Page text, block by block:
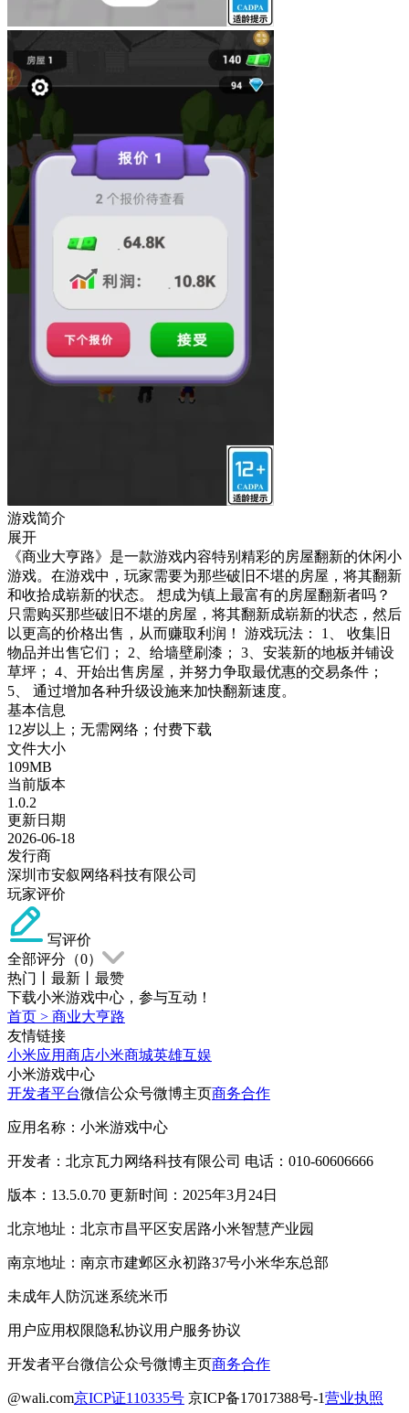
游戏简介
展开
《商业大亨路》是一款游戏内容特别精彩的房屋翻新的休闲小
游戏。在游戏中，玩家需要为那些破旧不堪的房屋，将其翻新
和收拾成崭新的状态。 想成为镇上最富有的房屋翻新者吗？
只需购买那些破旧不堪的房屋，将其翻新成崭新的状态，然后
以更高的价格出售，从而赚取利润！ 游戏玩法： 1、 收集旧
物品并出售它们； 2、给墙壁刷漆； 3、安装新的地板并铺设
草坪； 4、开始出售房屋，并努力争取最优惠的交易条件；
5、 通过增加各种升级设施来加快翻新速度。
基本信息
12岁以上；无需网络；付费下载
文件大小
109MB
当前版本
1.0.2
更新日期
2026-06-18
发行商
深圳市安叙网络科技有限公司
玩家评价
写评价
全部评分（0）
热门
最新
最赞
下载小米游戏中心，参与互动！
首页 > 商业大亨路
友情链接
小米应用商店小米商城英雄互娱
小米游戏中心
开发者平台微信公众号微博主页商务合作
应用名称：小米游戏中心
开发者：北京瓦力网络科技有限公司 电话：010-60606666
版本：13.5.0.70 更新时间：2025年3月24日
北京地址：北京市昌平区安居路小米智慧产业园
南京地址：南京市建邺区永初路37号小米华东总部
未成年人防沉迷系统米币
用户应用权限隐私协议用户服务协议
开发者平台微信公众号微博主页商务合作
@wali.com京ICP证110335号 京ICP备17017388号-1营业执照